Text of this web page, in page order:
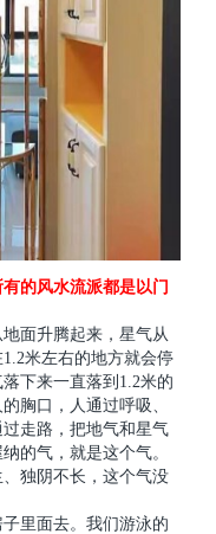
的风水流派都是以门
面升腾起来，星气从
米左右的地方就会停
下来一直落到1.2米的
胸口，人通过呼吸、
走路，把地气和星气
的气，就是这个气。
独阴不长，这个气没
里面去。我们游泳的